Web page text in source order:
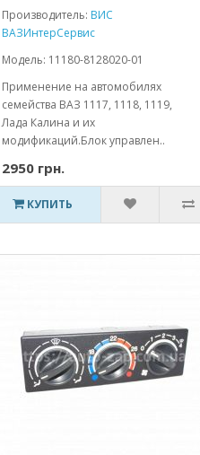
Производитель: ВИС
ВАЗИнтерСервис
Модель: 11180-8128020-01
Применение на автомобилях
семейства ВАЗ 1117, 1118, 1119,
Лада Калина и их
модификаций.Блок управлен..
2950 грн.
КУПИТЬ